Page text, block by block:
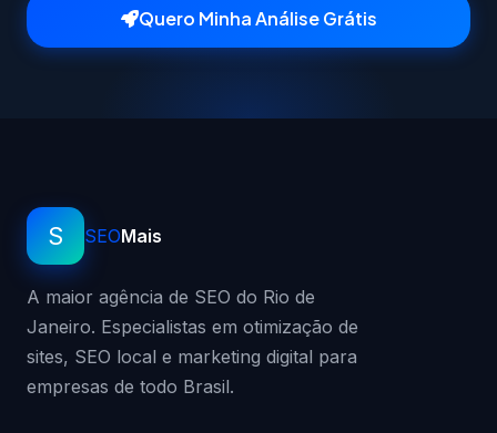
Quero Minha Análise Grátis
S SEOMais
A maior agência de SEO do Rio de
Janeiro. Especialistas em otimização de
sites, SEO local e marketing digital para
empresas de todo Brasil.